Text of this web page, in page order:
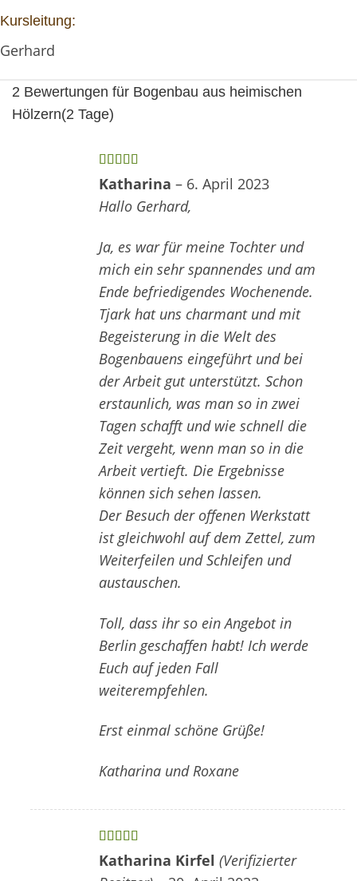
Kursleitung:
Gerhard
2 Bewertungen für Bogenbau aus heimischen
Hölzern(2 Tage)
Bewertet
mit5von 5
Katharina– 6. April 2023
Hallo Gerhard,
Ja, es war für meine Tochter und
mich ein sehr spannendes und am
Ende befriedigendes Wochenende.
Tjark hat uns charmant und mit
Begeisterung in die Welt des
Bogenbauens eingeführt und bei
der Arbeit gut unterstützt. Schon
erstaunlich, was man so in zwei
Tagen schafft und wie schnell die
Zeit vergeht, wenn man so in die
Arbeit vertieft. Die Ergebnisse
können sich sehen lassen.
Der Besuch der offenen Werkstatt
ist gleichwohl auf dem Zettel, zum
Weiterfeilen und Schleifen und
austauschen.
Toll, dass ihr so ein Angebot in
Berlin geschaffen habt! Ich werde
Euch auf jeden Fall
weiterempfehlen.
Erst einmal schöne Grüße!
Katharina und Roxane
Bewertet
mit5von 5
Katharina Kirfel(Verifizierter